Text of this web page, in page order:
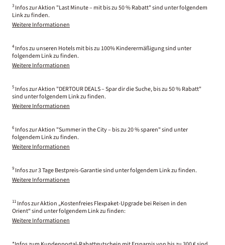
3 Infos zur Aktion "Last Minute – mit bis zu 50 % Rabatt" sind unter folgendem
Link zu finden.
Weitere Informationen
4 Infos zu unseren Hotels mit bis zu 100% Kinderermäßigung sind unter
folgendem Link zu finden.
Weitere Informationen
5 Infos zur Aktion "DERTOUR DEALS – Spar dir die Suche, bis zu 50 % Rabatt"
sind unter folgendem Link zu finden.
Weitere Informationen
6 Infos zur Aktion "Summer in the City – bis zu 20 % sparen" sind unter
folgendem Link zu finden.
Weitere Informationen
9 Infos zur 3 Tage Bestpreis-Garantie sind unter folgendem Link zu finden.
Weitere Informationen
11 Infos zur Aktion „Kostenfreies Flexpaket-Upgrade bei Reisen in den
Orient“ sind unter folgendem Link zu finden:
Weitere Informationen